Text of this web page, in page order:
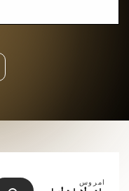
امروس